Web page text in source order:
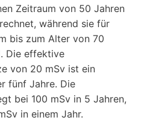
Zeitraum von 50 Jahren
während sie für
bis zum Alter von 70
Die effektive
von 20 mSv ist ein
fünf Jahre. Die
bei 100 mSv in 5 Jahren,
in einem Jahr.